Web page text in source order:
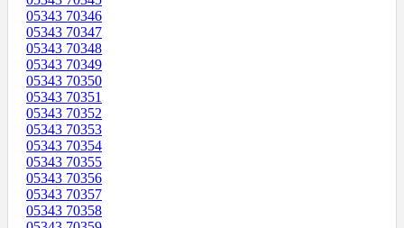
05343 70346
05343 70347
05343 70348
05343 70349
05343 70350
05343 70351
05343 70352
05343 70353
05343 70354
05343 70355
05343 70356
05343 70357
05343 70358